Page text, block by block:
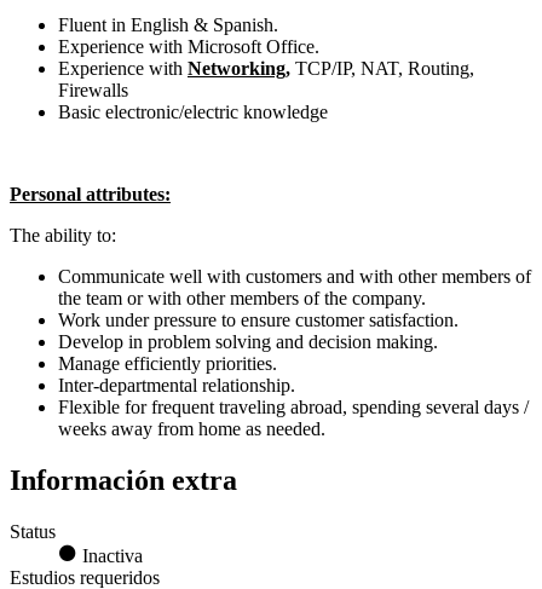
Fluent in English & Spanish.
Experience with Microsoft Office.
Experience with Networking, TCP/IP, NAT, Routing,
Firewalls
Basic electronic/electric knowledge
Personal attributes:
The ability to:
Communicate well with customers and with other members of
the team or with other members of the company.
Work under pressure to ensure customer satisfaction.
Develop in problem solving and decision making.
Manage efficiently priorities.
Inter-departmental relationship.
Flexible for frequent traveling abroad, spending several days /
weeks away from home as needed.
Información extra
Status
Inactiva
Estudios requeridos